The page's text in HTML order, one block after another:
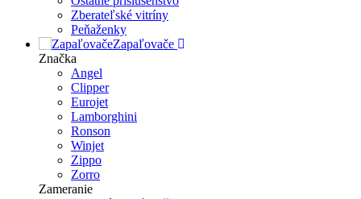
Zberateľské vitríny
Peňaženky
Zapaľovače
Značka
Angel
Clipper
Eurojet
Lamborghini
Ronson
Winjet
Zippo
Zorro
Zameranie